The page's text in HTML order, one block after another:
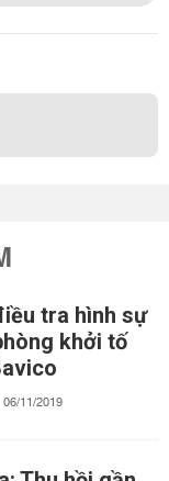
tra hình sự
khởi tố
11/2019